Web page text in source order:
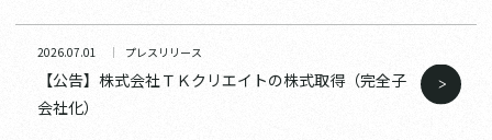
2026.07.01 プレスリリース
【公告】株式会社ＴＫクリエイトの株式取得（完全子
会社化）